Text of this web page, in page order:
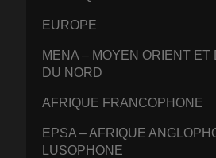
EUROPE
MENA – MOYEN ORIENT ET
DU NORD
AFRIQUE FRANCOPHONE
EPSA – AFRIQUE
LUSOPHONE